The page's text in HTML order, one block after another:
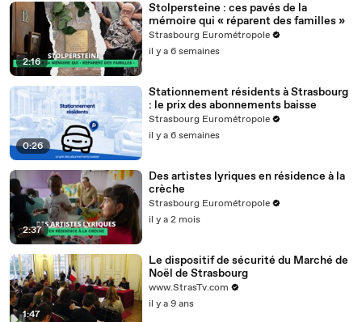
2:16
Stolpersteine : ces pavés de la
mémoire qui « réparent des familles »
Strasbourg Eurométropole
il y a 6 semaines
0:26
Stationnement résidents à Strasbourg
: le prix des abonnements baisse
Strasbourg Eurométropole
il y a 6 semaines
2:37
Des artistes lyriques en résidence à la
crèche
Strasbourg Eurométropole
il y a 2 mois
1:47
Le dispositif de sécurité du Marché de
Noël de Strasbourg
www.StrasTv.com
il y a 9 ans